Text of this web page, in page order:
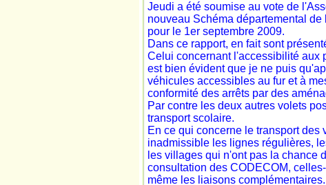
Jeudi a été soumise au vote de
nouveau Schéma départemental
pour le 1er septembre 2009.
Dans ce rapport, en fait sont
Celui concernant l'accessibilité aux
est bien évident que je ne puis
véhicules accessibles au fur et à
conformité des arrêts par des
Par contre les deux autres volets
transport scolaire.
En ce qui concerne le transport
inadmissible les lignes régulières,
les villages qui n'ont pas la chance
consultation des CODECOM,
même les liaisons